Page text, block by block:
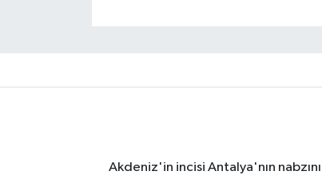
Akdeniz'in incisi Antalya'nın nabzını